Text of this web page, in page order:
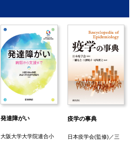
発達障がい
大阪大学大学院連合小
疫学の事典
日本疫学会(監修)／三